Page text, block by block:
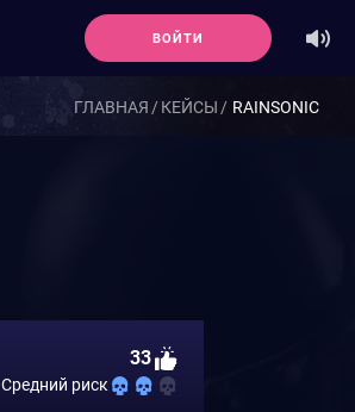
ВОЙТИ
ГЛАВНАЯ КЕЙСЫ RAINSONIC
33
Средний риск